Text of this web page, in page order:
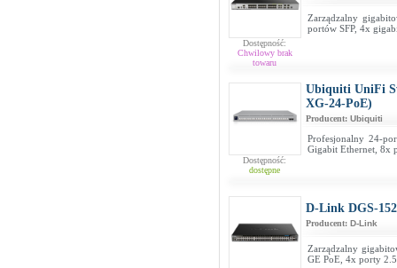
Dostępność:
Chwilowy brak
towaru
Zarządzalny
portów SFP, 4x
Dostępność:
dostępne
Ubiquiti UniFi
XG-24-PoE)
Producent: Ubiquiti
Profesjonalny 24-
Gigabit Ethernet, 8x
D-Link DGS-
Producent: D-Link
Zarządzalny
GE PoE, 4x porty